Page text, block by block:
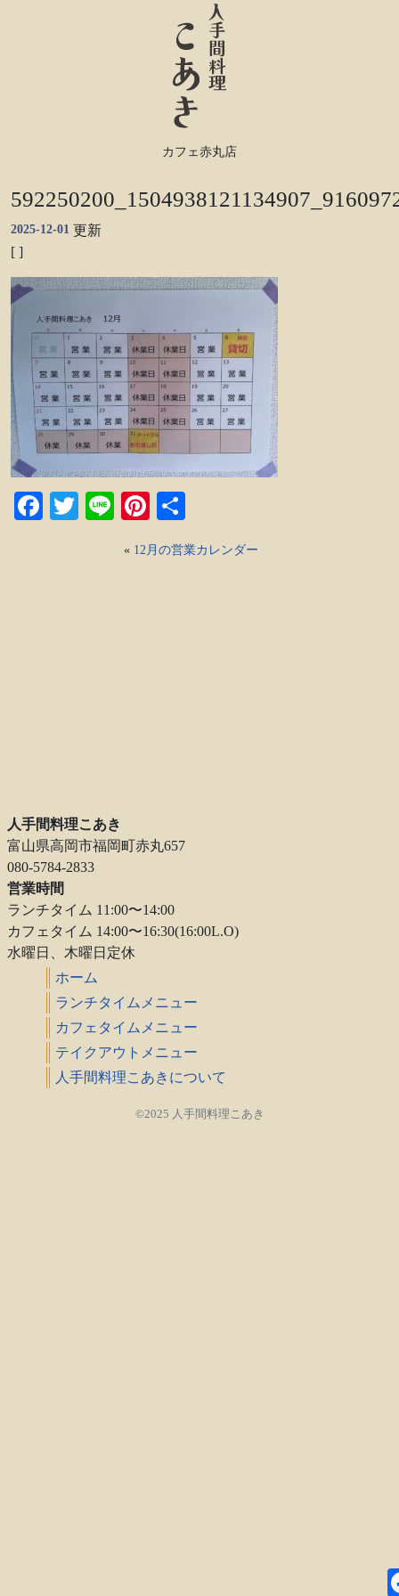
カフェ赤丸店
2025-12-01 更新
[ ]
Facebook
TwitterLinePinterest
有
« 12月の営業カレンダー
人手間料理こあき
富山県高岡市福岡町赤丸657
080-5784-2833
営業時間
ランチタイム 11:00〜14:00
カフェタイム 14:00〜16:30(16:00L.O)
水曜日、木曜日定休
ホーム
ランチタイムメニュー
カフェタイムメニュー
テイクアウトメニュー
人手間料理こあきについて
©2025 人手間料理こあき